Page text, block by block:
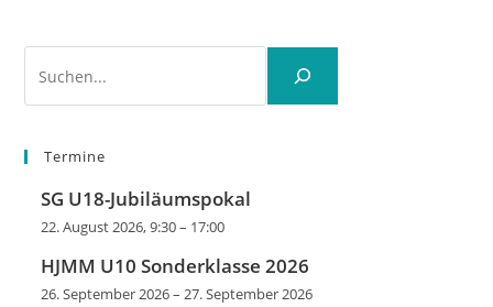
Termine
SG U18-Jubiläumspokal
22. August 2026, 9:30– 17:00
HJMM U10 Sonderklasse 2026
26. September 2026–27. September 2026